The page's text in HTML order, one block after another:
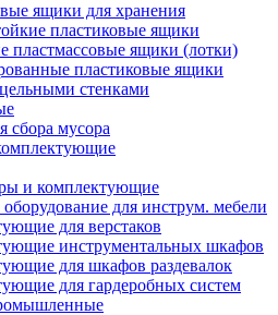
ящики для хранения
пластиковые ящики
пластмассовые ящики (лотки)
пластиковые ящики
стенками
сбора мусора
и комплектующие
для инструм. мебели
для верстаков
инструментальных шкафов
для шкафов раздевалок
для гардеробных систем